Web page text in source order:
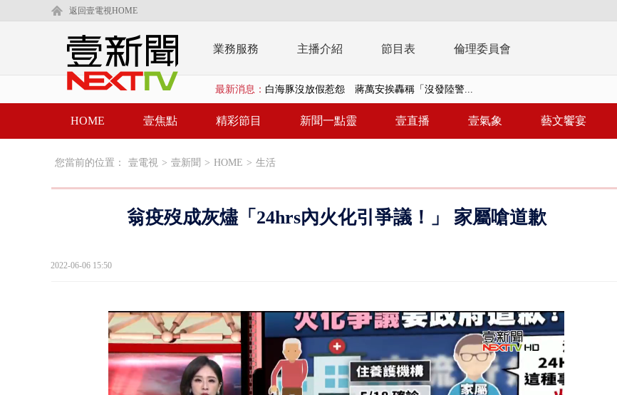
返回壹電視HOME
業務服務 主播介紹 節目表 倫理委員會
最新消息： 白海豚沒放假惹怨 蔣萬安挨轟稱「沒發陸警...
大貨車疲駕又吸毒逆向撞 小客車被撞爛駕駛...
颱風亂金門航班！ 候補返台等一整夜 翁暴...
白海豚甩尾豪雨炸新竹！ 市區積水、山區道...
HOME 壹焦點 精彩節目 新聞一點靈 壹直播 壹氣象 藝文饗宴
您當前的位置： 壹電視 > 壹新聞 > HOME > 生活
翁疫歿成灰燼「24hrs內火化引爭議！」 家屬嗆道歉
2022-06-06 15:50